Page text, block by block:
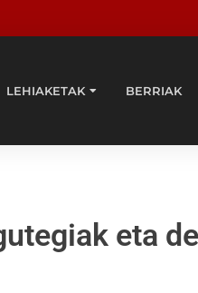
LEHIAKETAK BERRIAK
eta